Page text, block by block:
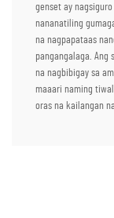
genset ay
nananatiling
na nagpapataas
pangangalaga. Ang
na nagbibigay sa
maaari naming
oras na kailangan